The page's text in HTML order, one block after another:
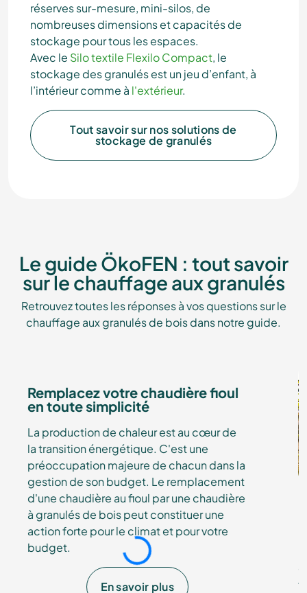
réserves sur-mesure, mini-silos, de
nombreuses dimensions et capacités de
stockage pour tous les espaces.
Avec le Silo textile Flexilo Compact, le
stockage des granulés est un jeu d’enfant, à
l’intérieur comme à l'extérieur.
Tout savoir sur nos solutions de
stockage de granulés
Le guide ÖkoFEN : tout savoir
sur le chauffage aux granulés
Retrouvez toutes les réponses à vos questions sur le
chauffage aux granulés de bois dans notre guide.
Remplacez votre chaudière fioul
en toute simplicité
La production de chaleur est au c
la transition énergétique. C'est une
préoccupation majeure de chacun dans la